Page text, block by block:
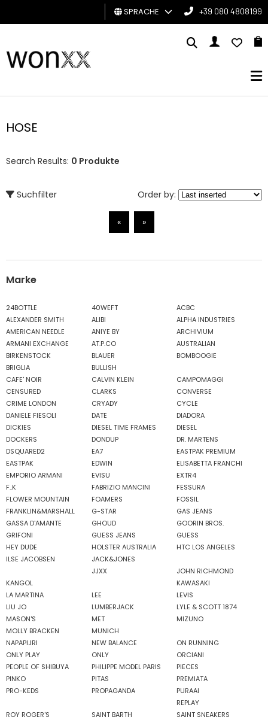
MANN
BRAND
SPRACHE +39 080 4808199
HOSE
Search Results: 0 Produkte
Suchfilter Order by:
« »
Marke
24BOTTLE 40WEFT
ACBC
ALEXANDER SMITH
ALIBI
ALPHA INDUSTRIES
AMERICAN NEEDLE
ANIYE BY
ARCHIVIUM
ARMANI EXCHANGE
AT.P.CO
AUSTRALIAN
BIRKENSTOCK
BLAUER
BOMBOOGIE
BRIGLIA
BULLISH
CAFE' NOIR
CALVIN KLEIN
CAMPOMAGGI
CENSURED
CLARKS
CONVERSE
CRIME LONDON
CRYADY
CYCLE
DANIELE FIESOLI
DATE
DIADORA
DICKIES
DIESEL TIME FRAMES
DIESEL
DOCKERS
DONDUP
DR. MARTENS
DSQUARED2
EA7
EASTPAK PREMIUM
EASTPAK
EDWIN
ELISABETTA FRANCHI
EMPORIO ARMANI
EVISU
EXTR4
F..K
FABRIZIO MANCINI
FESSURA
FLOWER MOUNTAIN
FOAMERS
FOSSIL
FRANKLIN&MARSHALL
G-STAR
GAS JEANS
GASSA D'AMANTE
GHOUD
GOORIN BROS.
GRIFONI
GUESS JEANS
GUESS
HEY DUDE
HOLSTER AUSTRALIA
HTC LOS ANGELES
ILSE JACOBSEN
JACK&JONES
JJXX
JOHN RICHMOND
KANGOL
KAWASAKI
LA MARTINA
LEE
LEVIS
LIU JO
LUMBERJACK
LYLE & SCOTT 1874
MASON'S
MET
MIZUNO
MOLLY BRACKEN
MUNICH
NAPAPIJRI
NEW BALANCE
ON RUNNING
ONLY PLAY
ONLY
ORCIANI
PEOPLE OF SHIBUYA
PHILIPPE MODEL PARIS
PIECES
PINKO
PITAS
PREMIATA
PRO-KEDS
PROPAGANDA
PURAAI
REPLAY
ROY ROGER'S
SAINT BARTH
SAINT SNEAKERS